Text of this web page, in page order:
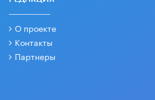
О проекте
Контакты
Партнеры